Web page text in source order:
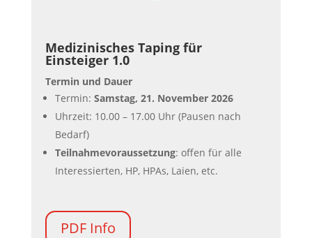
Medizinisches Taping für
Einsteiger 1.0
Termin und Dauer
Termin: Samstag, 21. November 2026
Uhrzeit: 10.00 – 17.00 Uhr (Pausen nach
Bedarf)
Teilnahmevoraussetzung: offen für alle
Interessierten, HP, HPAs, Laien, etc.
PDF Info